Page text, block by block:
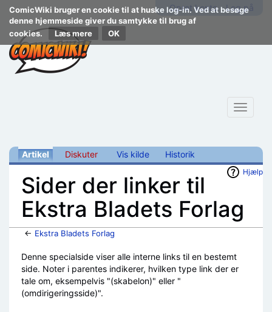
ComicWiki bruger en cookie til at huske log-in. Ved at besøge
denne hjemmeside giver du samtykke til brug af
cookies.
Læs mere
Opret konto Log på
Toggle
Artikel Diskuter Vis kilde Historik
Hjælp
Sider der linker til
Ekstra Bladets Forlag
← Ekstra Bladets Forlag
Denne specialside viser alle interne links til en bestemt
side. Noter i parentes indikerer, hvilken type link der er
tale om, eksempelvis "(skabelon)" eller "
(omdirigeringsside)".